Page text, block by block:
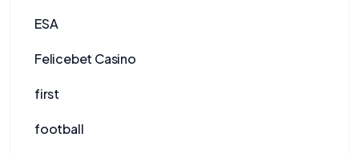
ESA
Felicebet Casino
first
football